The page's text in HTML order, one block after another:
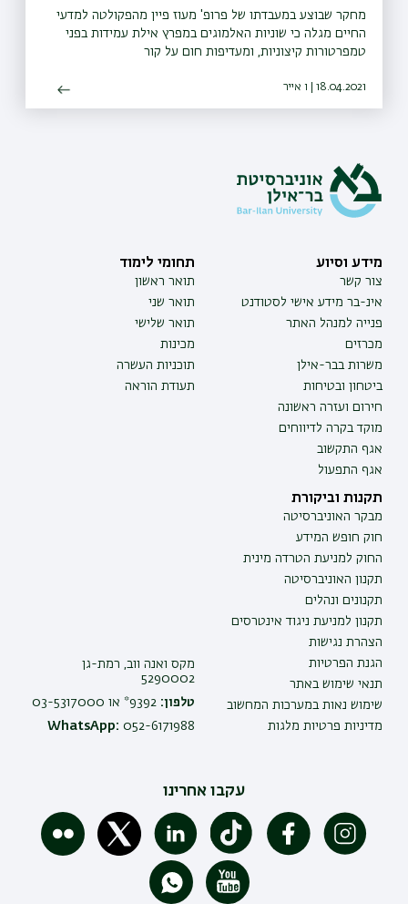
מחקר שבוצע במעבדתו של פרופ' מעוז פיין מהפקולטה למדעי
החיים מגלה כי שוניות האלמוגים במפרץ אילת עמידות בפני
טמפרטורות קיצוניות, ומעדיפות חום על קור
18.04.2021 | ו אייר
מידע וסיוע
צור קשר
אינ-בר מידע אישי לסטודנט
פנייה למנהל האתר
מכרזים
משרות בבר-אילן
ביטחון ובטיחות
חירום ועזרה ראשונה
מוקד בקרה לדיווחים
אגף התקשוב
אגף התפעול
תחומי לימוד
תואר ראשון
תואר שני
תואר שלישי
מכינות
תוכניות העשרה
תעודת הוראה
תקנות וביקורת
מבקר האוניברסיטה
חוק חופש המידע
החוק למניעת הטרדה מינית
תקנון האוניברסיטה
תקנונים ונהלים
תקנון למניעת ניגוד אינטרסים
הצהרת נגישות
הגנת הפרטיות
תנאי שימוש באתר
שימוש נאות במערכות המחשוב
מדיניות פרטיות מלגות
מקס ואנה ווב, רמת-גן
5290002
טלפון: 9392* או 03-5317000
WhatsApp: 052-6171988
עקבו אחרינו